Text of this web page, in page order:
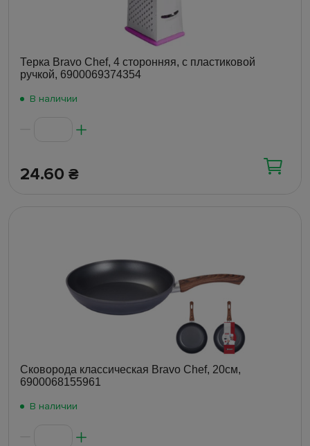
Терка Bravo Chef, 4 сторонняя, с пластиковой
ручкой, 6900069374354
В наличии
24.60 ₴
Сковорода классическая Bravo Chef, 20см,
6900068155961
В наличии